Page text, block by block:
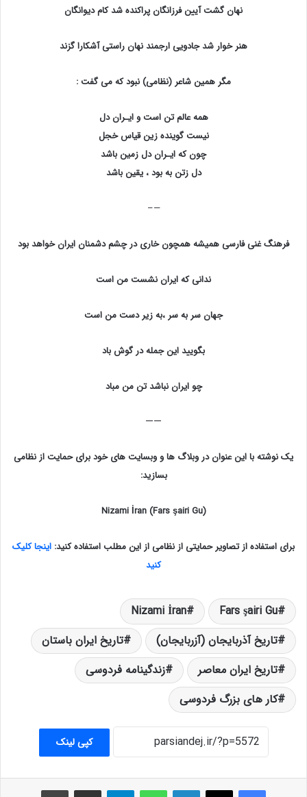
نهان گشت آیین فرزانگان پراکنده شد کام دیوانگان
هنر خوار شد جادویی ارجمند نهان راستی آشکارا گزند
مگر همین شاعر (نظامی) نبود که می گفت :
همه عالم تن است و ایـران دل
نیست گوینده زین قیاس خجل
چون که ایـران دل زمین باشد
دل زتن به بود ، یقین باشد
—–
فرهنگ غنی فارسی همیشه همچون خاری در چشم دشمنان ایران خواهد بود
ندانی که ایران نشست من است
جهان سر به سر ،به زیر دست من است
بگویید این جمله در گوش باد
چو ایران نباشد تن من مباد
——
یک نوشته با این عنوان در وبلاگ ها و وبسایت های خود برای حمایت از نظامی
بسازید:
(Nizami İran (Fars şairi Gu
برای استفاده از تصاویر حمایتی از نظامی از این مطلب استفاده کنید: اینجا کلیک
کنید
Fars şairi Gu
Nizami İran
تاریخ آذربایجان (آزربایجان)
تاریخ ایران باستان
تاریخ ایران معاصر
زندگینامه فردوسی
کار های بزرگ فردوسی
کپی لینک
فیس بوک X لینکدین واتس آپ تلگرام اشتراک گذاری از طریق ایمیل چاپ